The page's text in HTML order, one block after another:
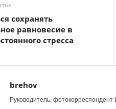
сохранять
равновесие в
стресса
brehov
Руководитель, фотокорреспондент